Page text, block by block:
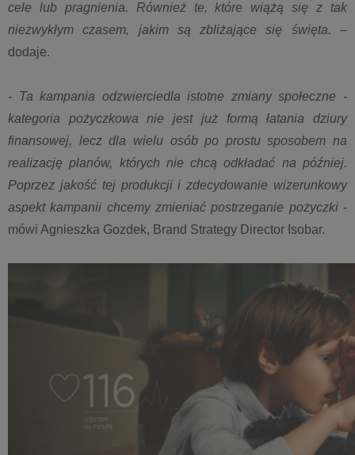
cele lub pragnienia. Również te, które wiążą się z tak
niezwykłym czasem, jakim są zbliżające się święta. –
dodaje.
- Ta kampania odzwierciedla istotne zmiany społeczne -
kategoria pożyczkowa nie jest już formą łatania dziury
finansowej, lecz dla wielu osób po prostu sposobem na
realizację planów, których nie chcą odkładać na później.
Poprzez jakość tej produkcji i zdecydowanie wizerunkowy
aspekt kampanii chcemy zmieniać postrzeganie pożyczki -
mówi Agnieszka Gozdek, Brand Strategy Director Isobar.